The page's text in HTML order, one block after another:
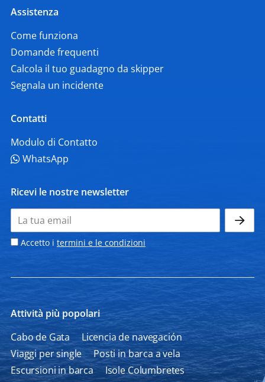
Assistenza
Come funziona
Domande frequenti
Calcola il tuo guadagno da skipper
Segnala un incidente
Contatti
Modulo di Contatto
WhatsApp
Ricevi le nostre newsletter
Accetto i termini e le condizioni
Attività più popolari
Cabo de Gata
Licencia de navegación
Viaggi per single
Posti in barca a vela
Escursioni in barca
Isole Columbretes